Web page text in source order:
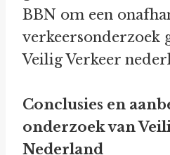
BBN om een
verkeersonderzoek
Veilig Verkeer
Conclusies en
onderzoek van
Nederland